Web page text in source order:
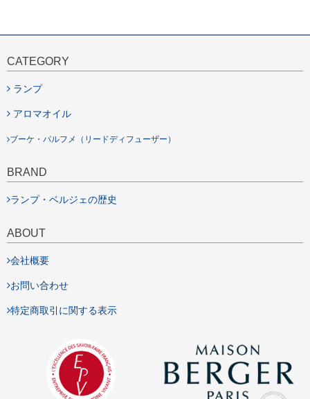
CATEGORY
ランプ
アロマオイル
ブーケ・パルフメ（リードディフューザー）
BRAND
ランプ・ベルジェの歴史
ABOUT
会社概要
お問い合わせ
特定商取引に関する表示